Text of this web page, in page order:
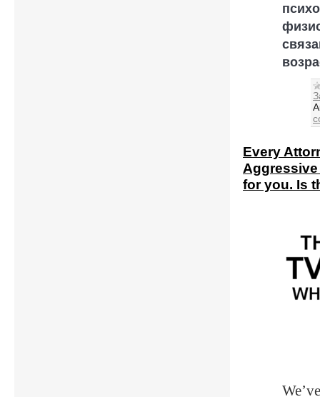
Every
for you. Is